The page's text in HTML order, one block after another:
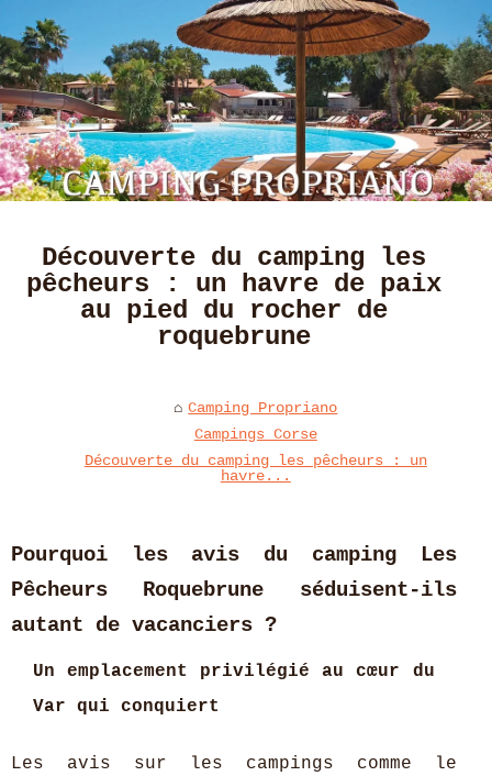
Découverte du camping les
pêcheurs : un havre de paix
au pied du rocher de
roquebrune
Camping Propriano
Campings Corse
Découverte du camping les pêcheurs : un
havre...
Pourquoi les avis du camping Les
Pêcheurs Roquebrune séduisent-ils
autant de vacanciers ?
Un emplacement privilégié au cœur du
Var qui conquiert
Les avis sur les campings comme le